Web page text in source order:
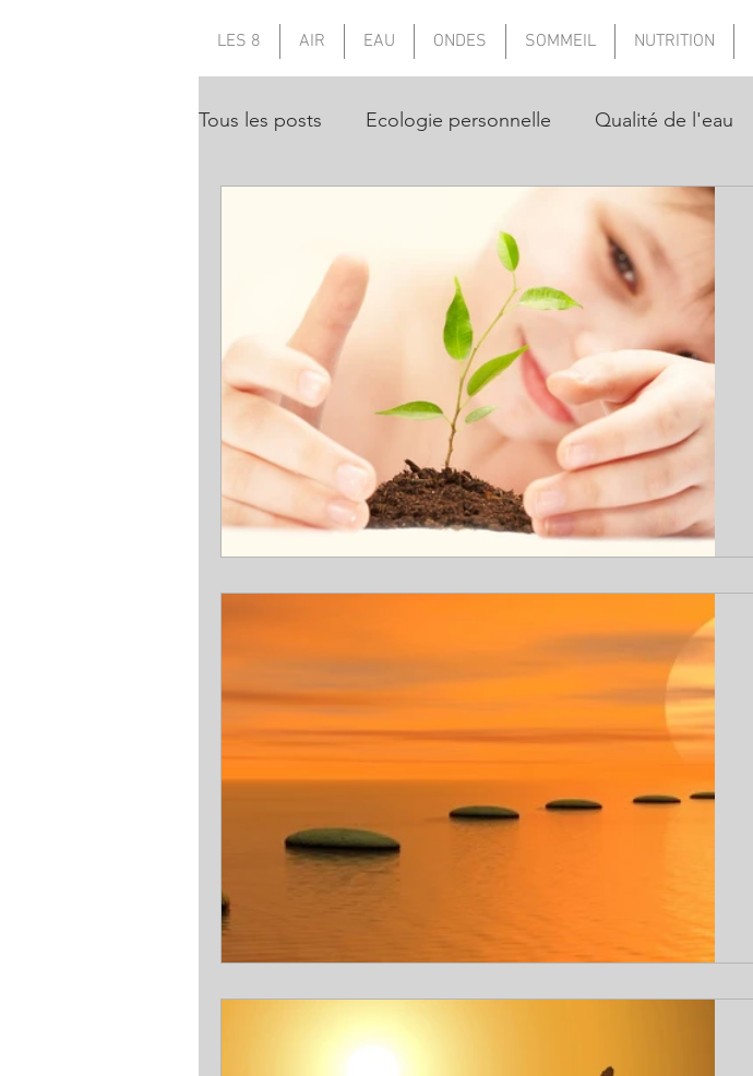
LES 8 AIR EAU ONDES SOMMEIL NUTRITION
Tous les posts Ecologie personnelle Qualité de l'eau